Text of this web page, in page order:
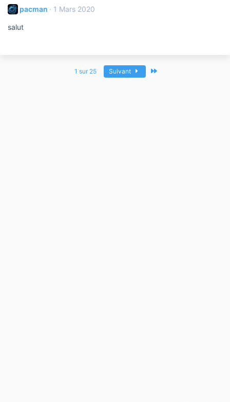
pacman 1 Mars 2020
salut
1 sur 25 Suivant